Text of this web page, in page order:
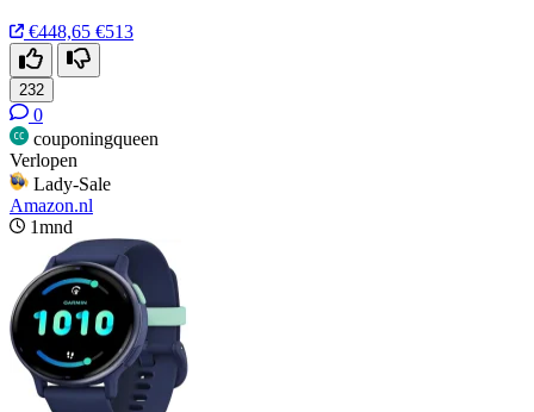
€448,65 €513
232
0
couponingqueen
Verlopen
Lady-Sale
Amazon.nl
1mnd